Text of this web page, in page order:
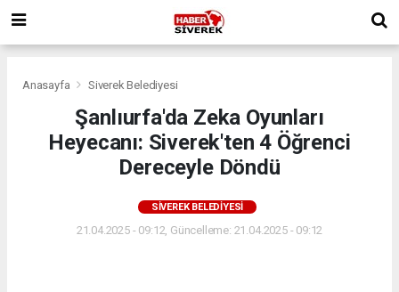
Anasayfa Siverek Belediyesi
Şanlıurfa'da Zeka Oyunları
Heyecanı: Siverek'ten 4 Öğrenci
Dereceyle Döndü
SIVEREK BELEDIYESI
21.04.2025 - 09:12, Güncelleme: 21.04.2025 - 09:12